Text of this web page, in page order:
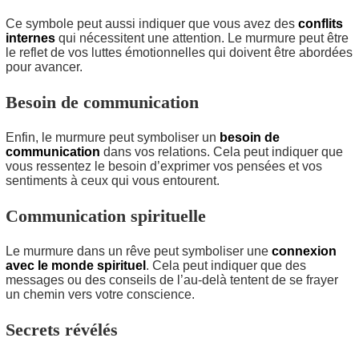
Ce symbole peut aussi indiquer que vous avez des conflits
internes qui nécessitent une attention. Le murmure peut être
le reflet de vos luttes émotionnelles qui doivent être abordées
pour avancer.
Besoin de communication
Enfin, le murmure peut symboliser un besoin de
communication dans vos relations. Cela peut indiquer que
vous ressentez le besoin d’exprimer vos pensées et vos
sentiments à ceux qui vous entourent.
Communication spirituelle
Le murmure dans un rêve peut symboliser une connexion
avec le monde spirituel . Cela peut indiquer que des
messages ou des conseils de l’au-delà tentent de se frayer
un chemin vers votre conscience.
Secrets révélés